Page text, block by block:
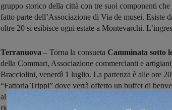
gruppo storico della città con tre suoi componenti
fatto parte dell’Associazione di Via de musei. Esiste
oltre 20 si esibisce ogni estate a Montevarchi.
Terranuova – Torna la consueta Camminata sotto
della Commart, Associazione commercianti e
Bracciolini, venerdì 1 luglio. La partenza è alle ore
“Fattoria Trippi” dove verrà offerto un buffet di
all’Agriturismo “Il Piano” con cena a buffet e
rientro previsto intorno alle 24.